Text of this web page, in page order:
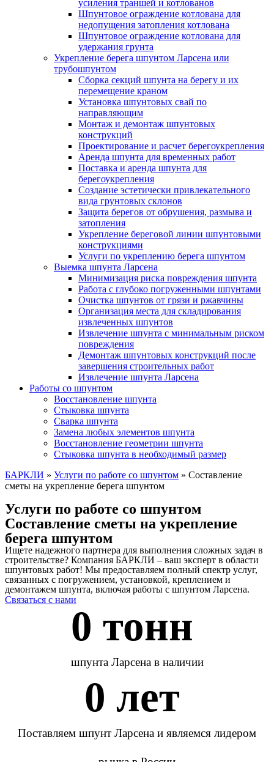
усиления траншей и котлованов
Шпунтовое ограждение котлована для
недопущения затопления котлована
Шпунтовое ограждение котлована для
удержания грунта
Укрепление берега шпунтом Ларсена или
трубошпунтом
Сборка секций шпунта на берегу и их
перемещение краном
Установка шпунтовых свай по
направляющим
Монтаж и демонтаж шпунтовых
конструкций
Проектирование и расчет берегоукрепления
Аренда шпунта для временных работ
Поставка и аренда шпунта для
берегоукрепления
Создание эстетически привлекательного
вида грунтовых склонов
Защита берегов от обрушения, размыва и
затопления
Укрепление береговой линии шпунтовыми
конструкциями
Услуги по укреплению берега шпунтом
Выемка шпунта Ларсена
Минимизация риска повреждения шпунта
Работа с глубоко погруженными шпунтами
Очистка шпунтов от грязи и ржавчины
Организация места для складирования
извлеченных шпунтов
Извлечение шпунта с минимальным риском
повреждения
Демонтаж шпунтовых конструкций после
завершения строительных работ
Извлечение шпунта Ларсена
Работы со шпунтом
Восстановление шпунта
Стыковка шпунта
Сварка шпунта
Замена любых элементов шпунта
Восстановление геометрии шпунта
Стыковка шпунта в необходимый размер
БАРКЛИ » Услуги по работе со шпунтом » Составление
сметы на укрепление берега шпунтом
Услуги по работе со шпунтом
Составление сметы на укрепление
берега шпунтом
Ищете надежного партнера для выполнения сложных задач в
строительстве? Компания БАРКЛИ – ваш эксперт в области
шпунтовых работ! Мы предоставляем полный спектр услуг,
связанных с погружением, установкой, креплением и
демонтажем шпунта, включая работы с шпунтом Ларсена.
Связаться с нами
0 тонн
шпунта Ларсена в наличии
0 лет
Поставляем шпунт Ларсена и являемся лидером